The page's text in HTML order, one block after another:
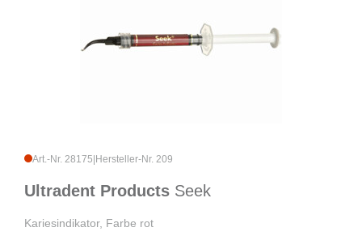
Art.-Nr. 28175 Hersteller-Nr. 209
Ultradent Products Seek
Kariesindikator, Farbe rot